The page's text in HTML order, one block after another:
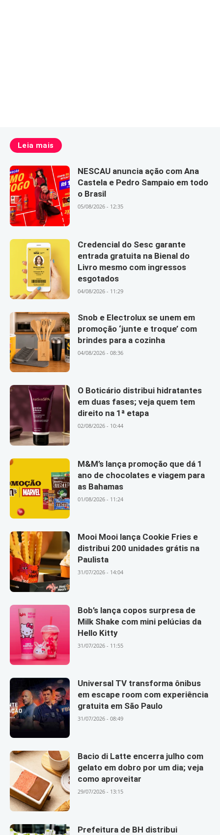
Leia mais
NESCAU anuncia ação com Ana
Castela e Pedro Sampaio em todo
o Brasil
05/08/2026 - 12:35
Credencial do Sesc garante
entrada gratuita na Bienal do
Livro mesmo com ingressos
esgotados
04/08/2026 - 11:29
Snob e Electrolux se unem em
promoção ‘junte e troque’ com
brindes para a cozinha
04/08/2026 - 08:36
O Boticário distribui hidratantes
em duas fases; veja quem tem
direito na 1ª etapa
02/08/2026 - 10:44
M&M’s lança promoção que dá 1
ano de chocolates e viagem para
as Bahamas
01/08/2026 - 11:24
Mooi Mooi lança Cookie Fries e
distribui 200 unidades grátis na
Paulista
31/07/2026 - 14:04
Bob’s lança copos surpresa de
Milk Shake com mini pelúcias da
Hello Kitty
31/07/2026 - 11:55
Universal TV transforma ônibus
em escape room com experiência
gratuita em São Paulo
31/07/2026 - 08:49
Bacio di Latte encerra julho com
gelato em dobro por um dia; veja
como aproveitar
29/07/2026 - 13:15
Prefeitura de BH distribui